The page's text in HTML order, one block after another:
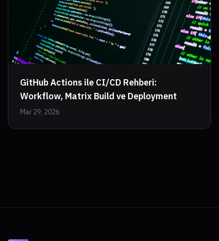
GitHub Actions ile CI/CD Rehberi:
Workflow, Matrix Build ve Deployment
Mar 29, 2026